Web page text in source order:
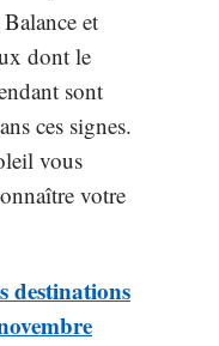
et
dont le
sont
ces signes.
vous
votre
destinations